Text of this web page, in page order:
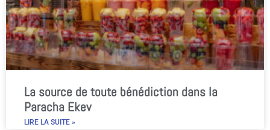
La source de toute bénédiction dans la
Paracha Ekev
LIRE LA SUITE »